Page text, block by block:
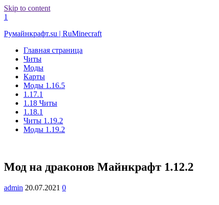
Skip to content
1
Румайнкрафт.su | RuMinecraft
Главная страница
Читы
Моды
Карты
Моды 1.16.5
1.17.1
1.18 Читы
1.18.1
Читы 1.19.2
Моды 1.19.2
Мод на драконов Майнкрафт 1.12.2
admin 20.07.2021 0